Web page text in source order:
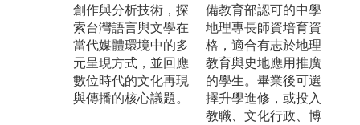
創作與分析技術，探
索台灣語言與文學在
當代媒體環境中的多
元呈現方式，並回應
數位時代的文化再現
與傳播的核心議題。
備教育部認可的中學
地理專長師資培育資
格，適合有志於地理
教育與史地應用推廣
的學生。畢業後可選
擇升學進修，或投入
教職、文化行政、博